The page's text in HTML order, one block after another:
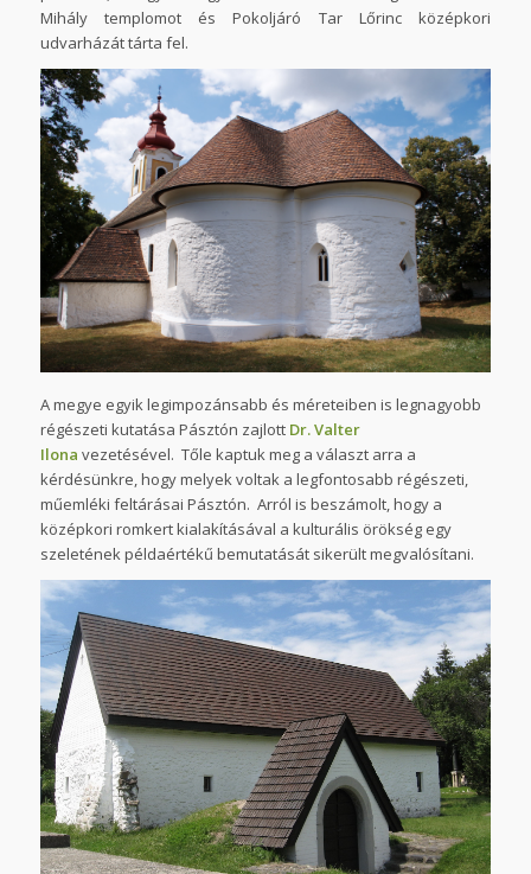
Mihály templomot és Pokoljáró Tar Lőrinc középkori
udvarházát tárta fel.
A megye egyik legimpozánsabb és méreteiben is legnagyobb
régészeti kutatása Pásztón zajlott Dr. Valter
Ilona vezetésével. Tőle kaptuk meg a választ arra a
kérdésünkre, hogy melyek voltak a legfontosabb régészeti,
műemléki feltárásai Pásztón. Arról is beszámolt, hogy a
középkori romkert kialakításával a kulturális örökség egy
szeletének példaértékű bemutatását sikerült megvalósítani.